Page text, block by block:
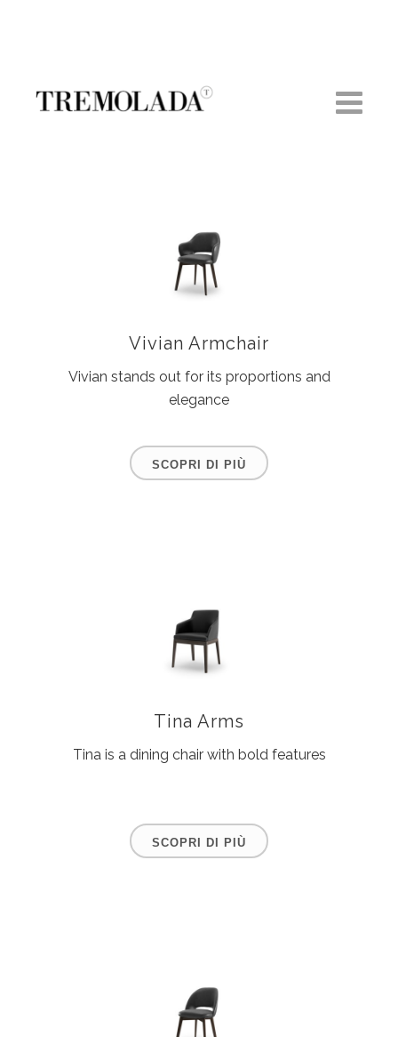
Vivian Armchair
Vivian stands out for its proportions and
elegance
SCOPRI DI PIÙ
Tina Arms
Tina is a dining chair with bold features
SCOPRI DI PIÙ